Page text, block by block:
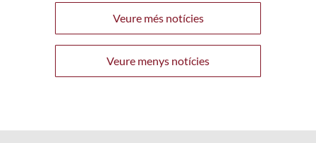
Veure més notícies
Veure menys notícies